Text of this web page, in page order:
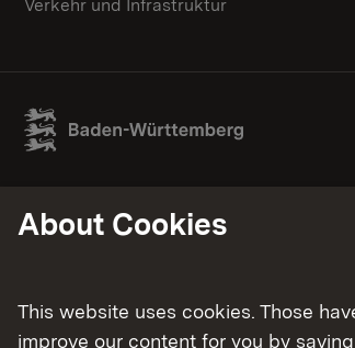
Verkehr und Infrastruktur
About Cookies
This website uses cookies. Those
improve our content for you by